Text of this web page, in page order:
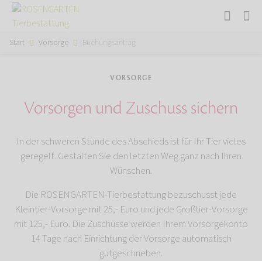
Start Vorsorge Buchungsantrag
VORSORGE
Vorsorgen und Zuschuss sichern
In der schweren Stunde des Abschieds ist für Ihr Tier vieles
geregelt. Gestalten Sie den letzten Weg ganz nach Ihren
Wünschen.
Die ROSENGARTEN-Tierbestattung bezuschusst jede
Kleintier-Vorsorge mit 25,- Euro und jede Großtier-Vorsorge
mit 125,- Euro. Die Zuschüsse werden Ihrem Vorsorgekonto
14 Tage nach Einrichtung der Vorsorge automatisch
gutgeschrieben.